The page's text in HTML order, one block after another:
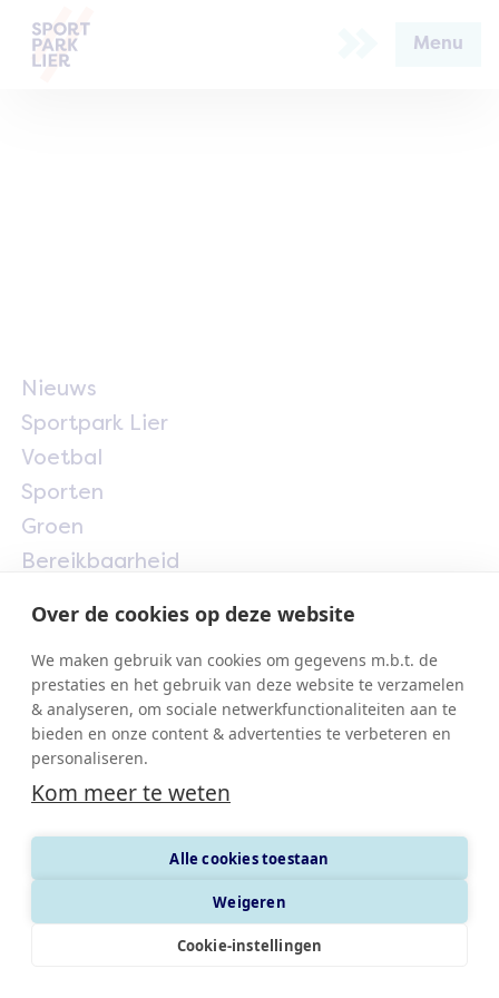
Over de cookies op deze website
We maken gebruik van cookies om gegevens m.b.t. de
prestaties en het gebruik van deze website te verzamelen
& analyseren, om sociale netwerkfunctionaliteiten aan te
bieden en onze content & advertenties te verbeteren en
personaliseren.
Kom meer te weten
Alle cookies toestaan
Weigeren
Cookie-instellingen
Menu
Nieuws
Sportpark Lier
Voetbal
Sporten
Groen
Bereikbaarheid
Marieke Vervoortlaan 1
2500 Lier
lyralierse.be
sporten.uitinlier.be